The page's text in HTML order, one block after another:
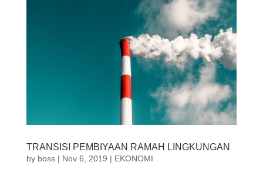
TRANSISI PEMBIYAAN RAMAH LINGKUNGAN
by boss| Nov 6, 2019 | EKONOMI